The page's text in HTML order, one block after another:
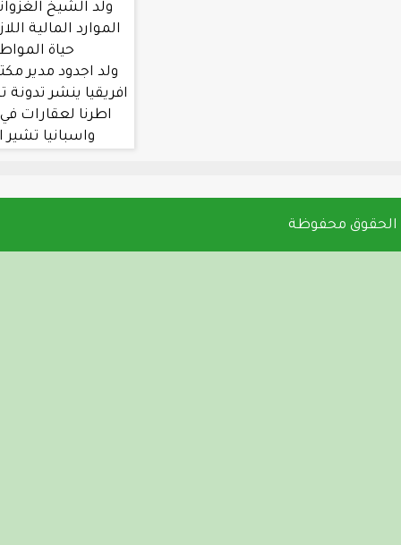
ولد الشيخ الغزواني : الحكومة عبأت
الموارد المالية اللازمة لتحسين ظروف
حياة المواطنين في جول
ولد اجدود مدير مكتب العربية في غرب
افريقيا ينشر تدونة تشير الي تملك بعض
اطرنا لعقارات في دول مثل المغرب
واسبانيا تشير الي اختلاس بين